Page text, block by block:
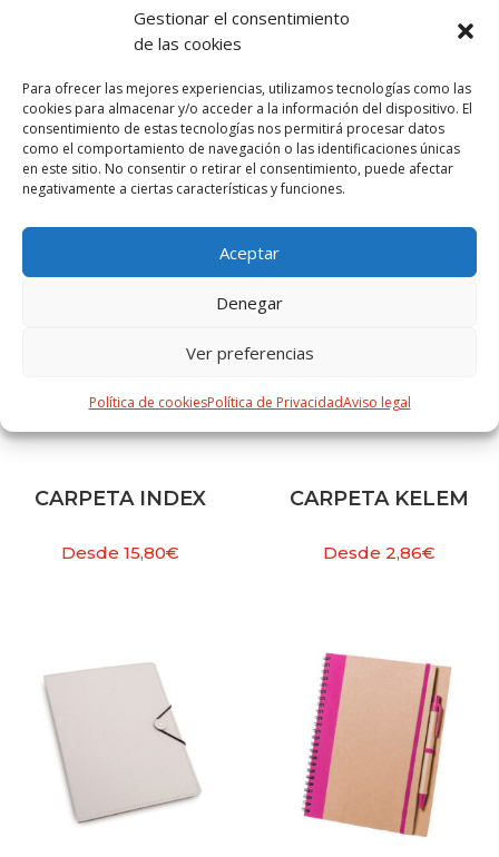
Gestionar el consentimiento
de las cookies
Para ofrecer las mejores experiencias, utilizamos tecnologías como las
cookies para almacenar y/o acceder a la información del dispositivo. El
consentimiento de estas tecnologías nos permitirá procesar datos
como el comportamiento de navegación o las identificaciones únicas
en este sitio. No consentir o retirar el consentimiento, puede afectar
negativamente a ciertas características y funciones.
Aceptar
Denegar
Ver preferencias
Política de cookiesPolítica de PrivacidadAviso legal
bicolor y funcionamiento con agua. Teclas de suave
acabado, dosificador incluido y presentada en caja
PRODUCTOS RELACIONADOS
CARPETA INDEX
Desde 15,80€
CARPETA KELEM
Desde 2,86€